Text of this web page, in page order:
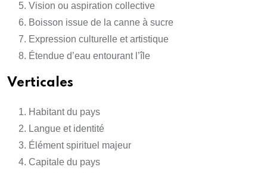
Vision ou aspiration collective
Boisson issue de la canne à sucre
Expression culturelle et artistique
Étendue d’eau entourant l’île
Verticales
Habitant du pays
Langue et identité
Élément spirituel majeur
Capitale du pays